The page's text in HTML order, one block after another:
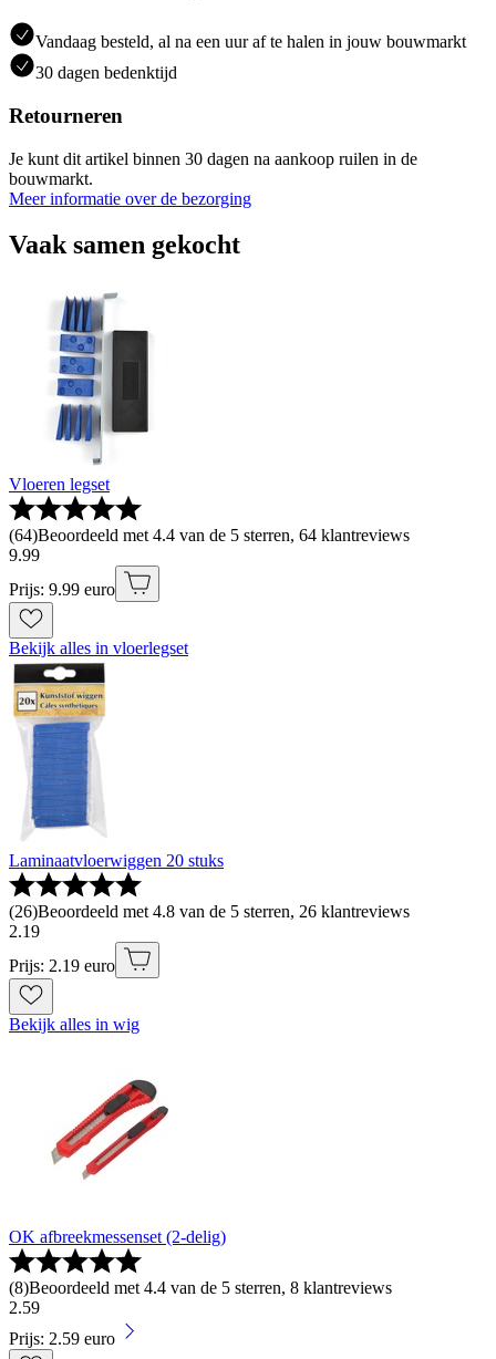
Vandaag besteld, al na een uur af te halen in jouw bouwmarkt
30 dagen bedenktijd
Retourneren
Je kunt dit artikel binnen 30 dagen na aankoop ruilen in de
bouwmarkt.
Meer informatie over de bezorging
Vaak samen gekocht
Vloeren legset
(64)Beoordeeld met 4.4 van de 5 sterren, 64 klantreviews
9.99
Prijs: 9.99 euro
Bekijk alles in vloerlegset
Laminaatvloerwiggen 20 stuks
(26)Beoordeeld met 4.8 van de 5 sterren, 26 klantreviews
2.19
Prijs: 2.19 euro
Bekijk alles in wig
OK afbreekmessenset (2-delig)
(8)Beoordeeld met 4.4 van de 5 sterren, 8 klantreviews
2.59
Prijs: 2.59 euro